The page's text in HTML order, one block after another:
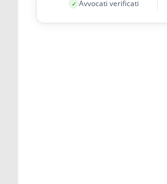
✓ Avvocati verificati